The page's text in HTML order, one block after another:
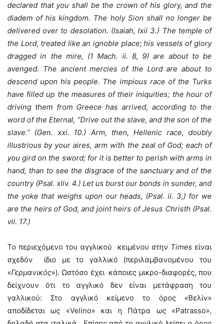
declared that you shall be the crown of his glory, and the
diadem of his kingdom. The holy Sion shall no longer be
delivered over to desolation. (Isaiah, lxii 3.) The temple of
the Lord, treated like an ignoble place; his vessels of glory
dragged in the mire, (1 Mach. ii. 8, 9) are about to be
avenged. The ancient mercies of the Lord are about to
descend upon his people. The impious race of the Turks
have filled up the measures of their iniquities; the hour of
driving them from Greece has arrived, according to the
word of the Eternal, “Drive out the slave, and the son of the
slave.” (Gen. xxi. 10.) Arm, then, Hellenic race, doubly
illustrious by your aires, arm with the zeal of God; each of
you gird on the sword; for it is better to perish with arms in
hand, than to see the disgrace of the sanctuary and of the
country (Psal. xliv. 4.) Let us burst our bonds in sunder, and
the yoke that weighs upon our heads, (Psal. ii. 3,) for we
are the heirs of God, and joint heirs of Jesus Christh (Psal.
vii. 17.)
Το περιεχόμενο του αγγλικού κειμένου στην Times είναι
σχεδόν ίδιo με το γαλλικό (περιλαμβανομένου του
«Γερμανικός»). Ωστόσο έχει κάποιες μικρο-διαφορές, που
δείχνουν ότι το αγγλικό δεν είναι μετάφραση του
γαλλικού: Στο αγγλικό κείμενο το όρος «Βελίν»
αποδίδεται ως «Velino» και η Πάτρα ως «Patrasso»,